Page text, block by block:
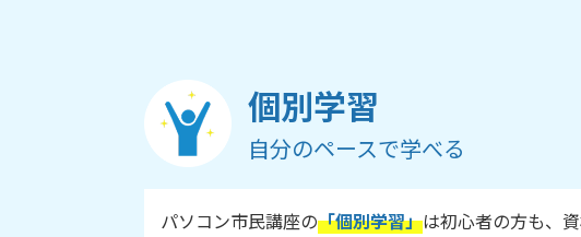
個別学習
自分のペースで学べる
パソコン市民講座の「個別学習」は初心者の方も、